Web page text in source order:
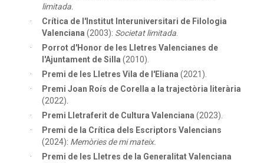
limitada
Crítica de l'Institut Interuniversitari de Filologia
Valenciana (2003): Societat limitada
Porrot d'Honor de les Lletres Valencianes de
l'Ajuntament de Silla (2010).
Premi de les Lletres Vila de l'Eliana (2021).
Premi Joan Roís de Corella a la trajectòria literària
(2022).
Premi Lletraferit de Cultura Valenciana (2023).
Premi de la Crítica dels Escriptors Valencians
(2024): Memòries de mi mateix.
Premi de les Lletres de la Generalitat Valenciana